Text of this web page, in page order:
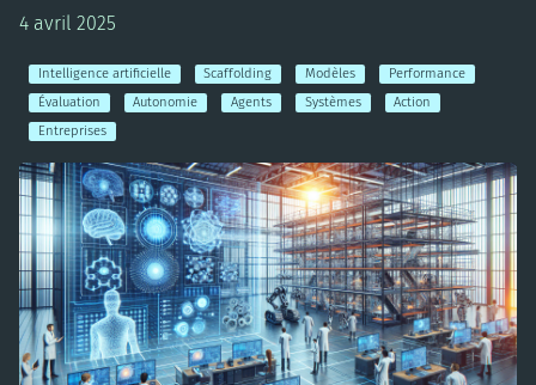
4 avril 2025
Intelligence artificielle Scaffolding Modèles
Performance
Évaluation
Autonomie Agents Systèmes
Action
Entreprises